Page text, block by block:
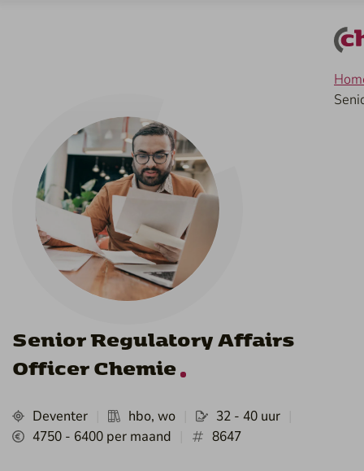
Senior Regulatory Affairs
Officer Chemie
Deventer hbo, wo
32 - 40 uur
4750 - 6400 per maand
8647